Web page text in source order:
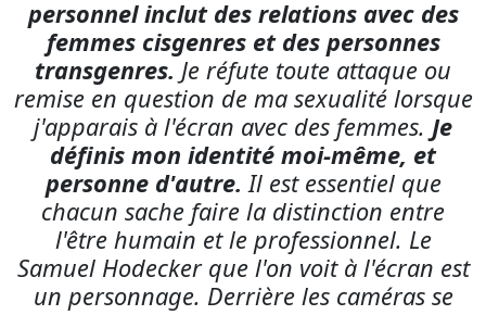
définis mon identité moi-même, et
personne d'autre.Il est essentiel que
chacun sache faire la distinction entre
l'être humain et le professionnel. Le
Samuel Hodecker que l'on voit à l'écran est
un personnage. Derrière les caméras se
cache une personne réelle, avec ses limites,
ses valeurs et une vie qui mérite le respect.
Je suis reconnaissant envers celles et ceux
qui comprennent et respectent ce
cheminement.»